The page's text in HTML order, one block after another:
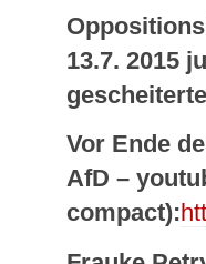
13.7. 2015
Vor Ende
AfD –
compact):